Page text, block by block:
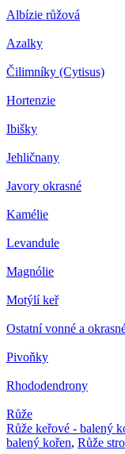
Albízie růžová
Azalky
Čilimníky (Cytisus)
Hortenzie
Ibišky
Jehličnany
Javory okrasné
Kamélie
Levandule
Magnólie
Motýlí keř
Ostatní vonné a
Pivoňky
Rhododendrony
Růže
Růže keřové - balený
balený kořen, Růže